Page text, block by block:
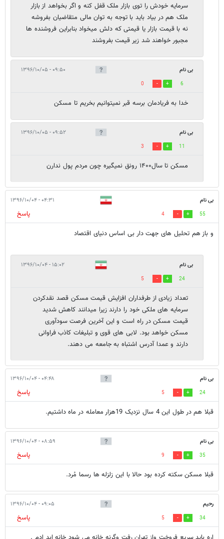
سرمایه خودش را توی بازار ملک قفل کنه و اگر بخواهد از بازار
ملک هم در بیاد باید با توجه به توان مالی متقاضیان بفروشه
نه با قیمت بازار یا قیمتی که دلش میخواد بنابراین فروشنده ها
مجبور خواهند شد زیر قیمت بفروشند
بی نام ۰۹:۵۰ - ۱۳۹۶/۱۰/۰۵
6
0
خدا به فریادمان برسه قبر نمیتوانیم بخریم تا مسکن
بی نام ۰۹:۵۲ - ۱۳۹۶/۱۰/۰۵
11
3
مسکن تا سال۱۴۰۰ رونق نمیگیره چون مردم پول ندارن
بی نام ۰۴:۳۱ - ۱۳۹۶/۱۰/۰۴
55
4
پاسخ
و باز هم تحلیل های جهت دار بی اساس دنیای اقتصاد
بی نام ۱۵:۰۲ - ۱۳۹۶/۱۰/۰۴
24
5
تعداد زیادی از طرفداران افزایش قیمت مسکن قصد نقدکردن
سرمایه های ملکی خود را دارند زیرا میدانند کاهش شدید
قیمت مسکن در راه است و این آخرین فرصت سودآوری
مسکن خواهد بود. لابی های قوی و تبلیغات کاذب فراوانی
دارند و عمدا آدرس اشتباه به جامعه می دهند.
بی نام ۰۴:۴۸ - ۱۳۹۶/۱۰/۰۴
24
5
پاسخ
قبلا هم در طول این 4 سال نزدیک 19هزار معامله در ماه داشتیم.
بی نام ۰۸:۵۹ - ۱۳۹۶/۱۰/۰۴
35
9
پاسخ
قبلا مسکن سکته کرده بود حالا با این زلزله ها رسما مُرد.
رحیم ۰۹:۰۵ - ۱۳۹۶/۱۰/۰۴
34
5
پاسخ